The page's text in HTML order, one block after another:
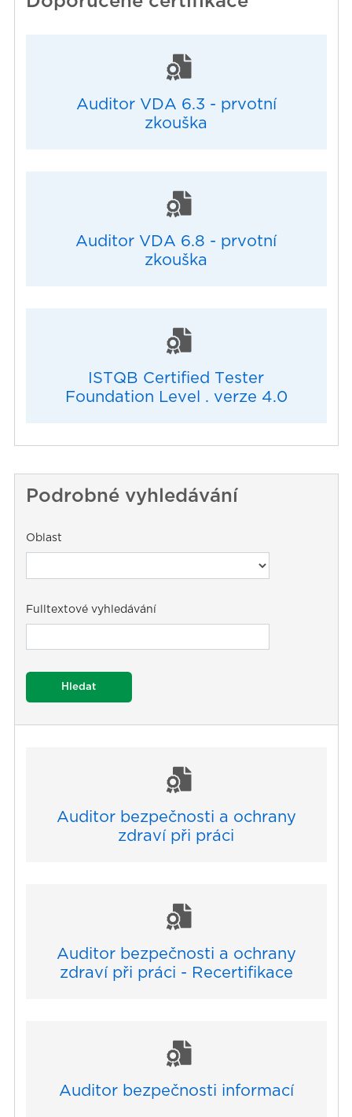
Auditor VDA 6.3 - prvotní
zkouška
Auditor VDA 6.8 - prvotní
zkouška
ISTQB Certified Tester
Foundation Level . verze 4.0
Podrobné vyhledávání
Oblast
Fulltextové vyhledávání
Hledat
Auditor bezpečnosti a ochrany
zdraví při práci
Auditor bezpečnosti a ochrany
zdraví při práci - Recertifikace
Auditor bezpečnosti informací